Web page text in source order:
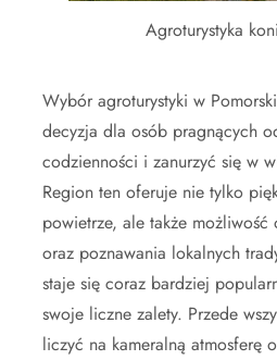
Agroturystyka
Wybór agroturystyki w
decyzja dla osób pragnących
codzienności i zanurzyć się w
Region ten oferuje nie tylko
powietrze, ale także możliwość
oraz poznawania lokalnych
staje się coraz bardziej
swoje liczne zalety. Przede
liczyć na kameralną atmosferę